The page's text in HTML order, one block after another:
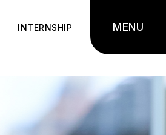
INTERNSHIP MENU